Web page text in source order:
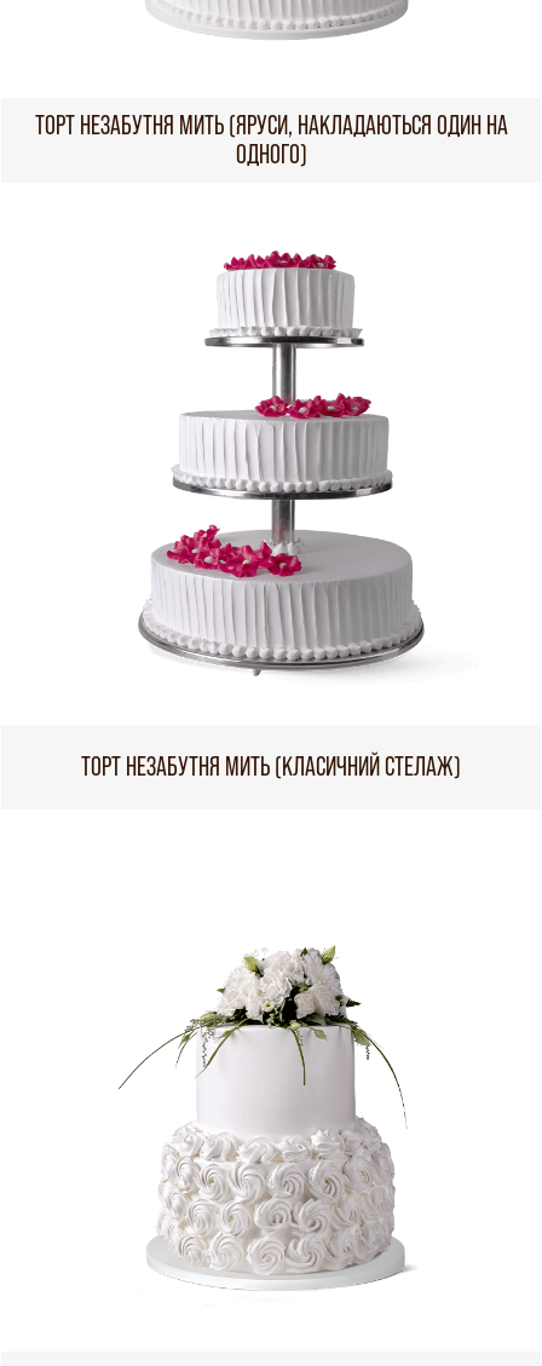
ТОРТ НЕЗАБУТНЯ МИТЬ (ЯРУСИ, НАКЛАДАЮТЬСЯ ОДИН НА
ОДНОГО)
ТОРТ НЕЗАБУТНЯ МИТЬ (КЛАСИЧНИЙ СТЕЛАЖ)